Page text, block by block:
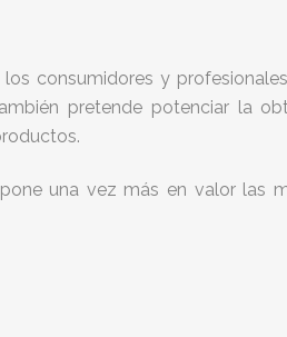
consumidores y
pretende potenciar la
una vez más en valor las